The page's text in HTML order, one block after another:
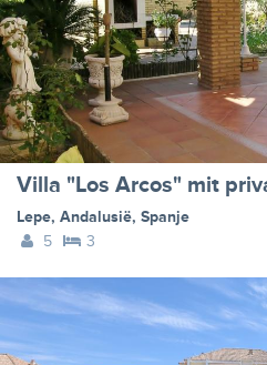
Lepe, Andalusië, Spanje
5
3